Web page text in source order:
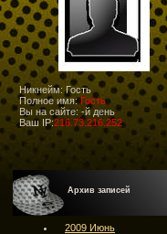
Никнейм: Гость
Полное имя:Гость
Вы на сайте: -й день
Ваш IP:216.73.216.252
Архив записей
2009 Июнь